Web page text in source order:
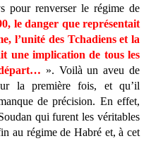
pour renverser le régime de
le danger que représentait
l’unité des Tchadiens et la
une implication de tous les
». Voilà un aveu de
la première fois, et qu’il
de précision. En effet,
qui furent les véritables
au régime de Habré et, à cet